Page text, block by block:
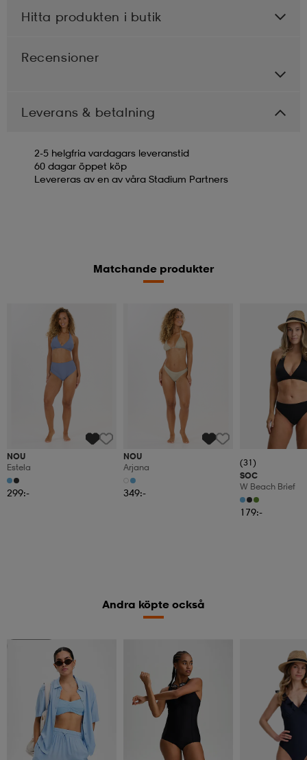
Hitta produkten i butik
Recensioner
Leverans & betalning
2-5 helgfria vardagars leveranstid
60 dagar öppet köp
Levereras av en av våra Stadium Partners
Matchande produkter
NOU
Estela
299:-
NOU
Arjana
349:-
(31)
SOC
W Beach Brief
179:-
Andra köpte också